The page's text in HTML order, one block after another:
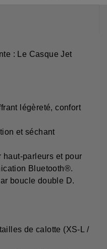
: Le Casque Jet
légèreté, confort
et séchant
haut-parleurs et pour
Bluetooth®.
boucle double D.
de calotte (XS-L /